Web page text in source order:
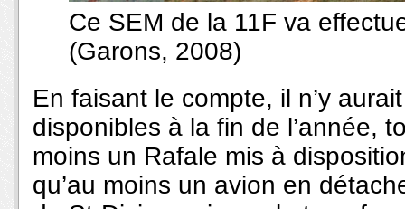
Ce SEM de la 11F va
(Garons, 2008)
En faisant le compte, il n’y
disponibles à la fin de l’année,
moins un Rafale mis à
qu’au moins un avion en